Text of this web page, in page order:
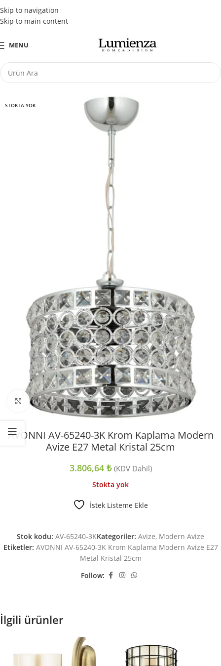
Skip to navigation
Skip to main content
Tüm Kredi Kartlarına Peşin Fiyatına 3 Taksit Fırsatı
MENU
STOKTA YOK
Büyütmek için tıklayın
AVONNI AV-65240-3K Krom Kaplama Modern
Avize E27 Metal Kristal 25cm
3.806,64 ₺ (KDV Dahil)
Stokta yok
İstek Listeme Ekle
Stok kodu: AV-65240-3KKategoriler: Avize, Modern Avize
Etiketler: AVONNI AV-65240-3K Krom Kaplama Modern Avize E27
Metal Kristal 25cm
Follow:
İlgili ürünler